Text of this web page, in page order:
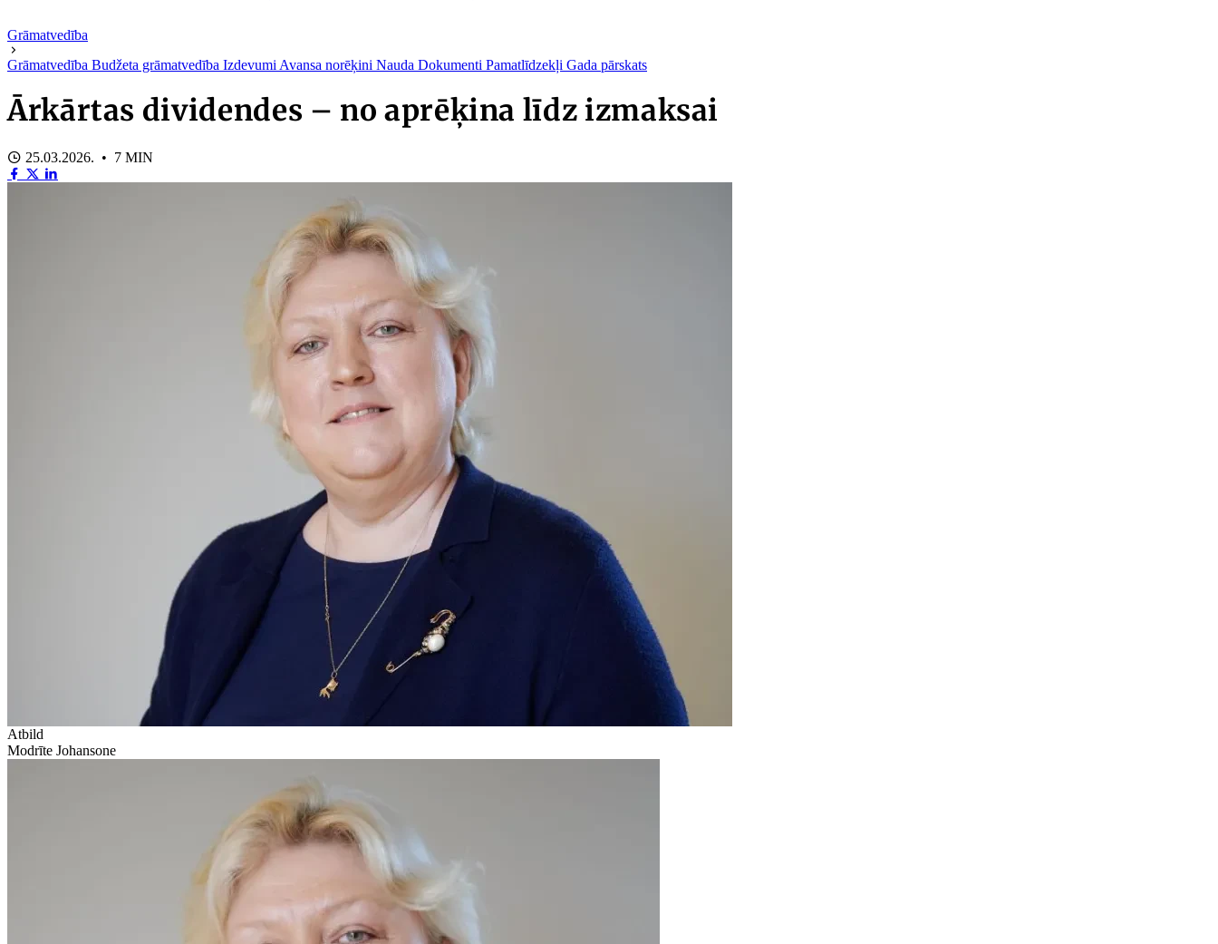
Grāmatvedība
Grāmatvedība Budžeta grāmatvedība Izdevumi Avansa norēķini Nauda Dokumenti Pamatlīdzekļi Gada pārskats
Ārkārtas dividendes – no aprēķina līdz izmaksai
25.03.2026. • 7 MIN
Atbild
Modrīte Johansone